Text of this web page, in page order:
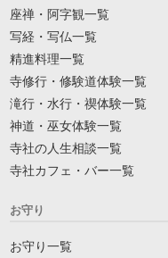
座禅・阿字観一覧
写経・写仏一覧
精進料理一覧
寺修行・修験道体験一覧
滝行・水行・禊体験一覧
神道・巫女体験一覧
寺社の人生相談一覧
寺社カフェ・バー一覧
お守り
お守り一覧